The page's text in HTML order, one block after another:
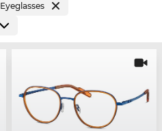
Eyeglasses